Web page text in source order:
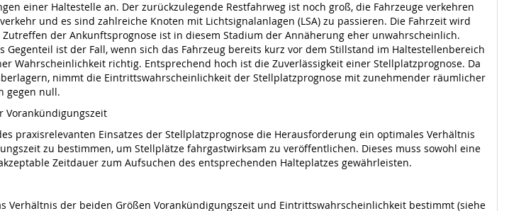
einer Haltestelle an. Der zurückzulegende Restfahrweg ist noch groß, die Fahrzeuge verkehren
und es sind zahlreiche Knoten mit Lichtsignalanlagen (LSA) zu passieren. Die Fahrzeit wird
der Ankunftsprognose ist in diesem Stadium der Annäherung eher unwahrscheinlich.
Gegenteil ist der Fall, wenn sich das Fahrzeug bereits kurz vor dem Stillstand im Haltestellenbereich
Wahrscheinlichkeit richtig. Entsprechend hoch ist die Zuverlässigkeit einer Stellplatzprognose. Da
nimmt die Eintrittswahrscheinlichkeit der Stellplatzprognose mit zunehmender räumlicher
gegen null.
Vorankündigungszeit
praxisrelevanten Einsatzes der Stellplatzprognose die Herausforderung ein optimales Verhältnis
zu bestimmen, um Stellplätze fahrgastwirksam zu veröffentlichen. Dieses muss sowohl eine
Zeitdauer zum Aufsuchen des entsprechenden Halteplatzes gewährleisten.
der beiden Größen Vorankündigungszeit und Eintrittswahrscheinlichkeit bestimmt (siehe